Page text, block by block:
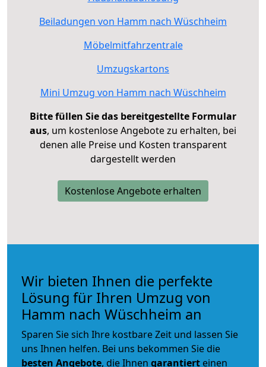
Beiladungen von Hamm nach Wüschheim
Möbelmitfahrzentrale
Umzugskartons
Mini Umzug von Hamm nach Wüschheim
Bitte füllen Sie das bereitgestellte Formular
aus, um kostenlose Angebote zu erhalten, bei
denen alle Preise und Kosten transparent
dargestellt werden
Kostenlose Angebote erhalten
Wir bieten Ihnen die perfekte
Lösung für Ihren Umzug von
Hamm nach Wüschheim an
Sparen Sie sich Ihre kostbare Zeit und lassen Sie
uns Ihnen helfen. Bei uns bekommen Sie die
besten Angebote, die Ihnen garantiert einen